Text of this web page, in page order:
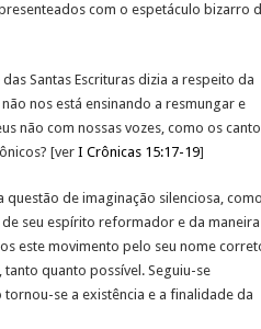
com o espetáculo bizarro
Santas Escrituras dizia a respeito da
nos está ensinando a resmungar e
não com nossas vozes, como os
[ver I Crônicas 15:17-19]
de imaginação silenciosa, como
seu espírito reformador e da maneira
este movimento pelo seu nome
quanto possível. Seguiu-se
se a existência e a finalidade da